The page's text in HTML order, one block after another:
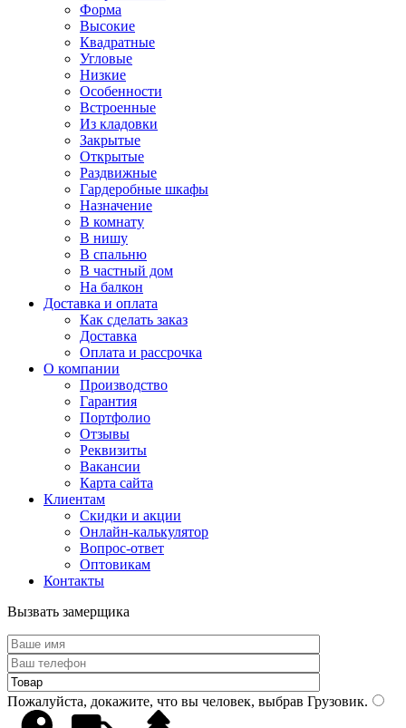
Форма
Высокие
Квадратные
Угловые
Низкие
Особенности
Встроенные
Из кладовки
Закрытые
Открытые
Раздвижные
Гардеробные шкафы
Назначение
В комнату
В нишу
В спальню
В частный дом
На балкон
Доставка и оплата
Как сделать заказ
Доставка
Оплата и рассрочка
О компании
Производство
Гарантия
Портфолио
Отзывы
Реквизиты
Вакансии
Карта сайта
Клиентам
Скидки и акции
Онлайн-калькулятор
Вопрос-ответ
Оптовикам
Контакты
Вызвать замерщика
Пожалуйста, докажите, что вы человек, выбрав Грузовик.